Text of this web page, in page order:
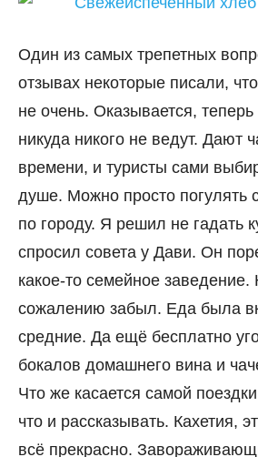
Один из самых трепетных
отзывах некоторые писали,
не очень. Оказывается,
никуда никого не ведут. Дают
времени, и туристы сами
душе. Можно просто погулять
по городу. Я решил не гадать
спросил совета у Дави. Он
какое-то семейное заведение.
сожалению забыл. Еда была
средние. Да ещё бесплатно
бокалов домашнего вина и
Что же касается самой
что и рассказывать. Кахетия,
всё прекрасно.